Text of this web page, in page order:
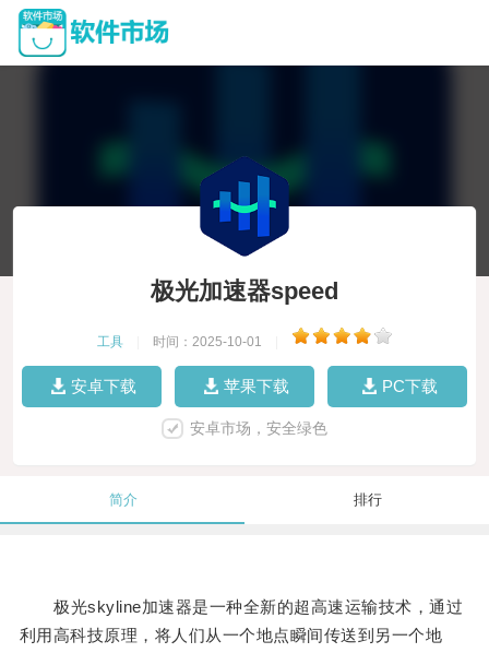
极光加速器speed
工具 时间：2025-10-01
安卓下载 苹果下载 PC下载
安卓市场，安全绿色
简介 排行
极光skyline加速器是一种全新的超高速运输技术，通过
利用高科技原理，将人们从一个地点瞬间传送到另一个地